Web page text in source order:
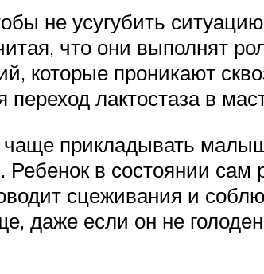
не усугубить
что они выполнят
которые проникают
лактостаза в
прикладывать
в состоянии сам
сцеживания и
даже если он не